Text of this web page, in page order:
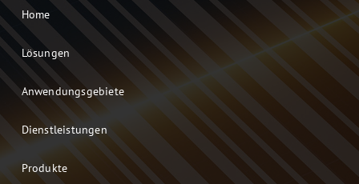
Home
Lösungen
Anwendungsgebiete
Dienstleistungen
Produkte